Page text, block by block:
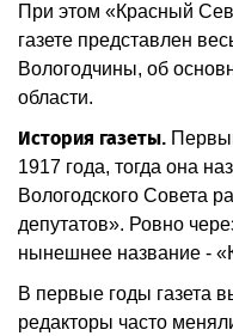
При этом «Красный
газете представлен
Вологодчины, об
области.
История газеты.
1917 года, тогда она
Вологодского Совета
депутатов». Ровно
нынешнее название -
В первые годы газета
редакторы часто